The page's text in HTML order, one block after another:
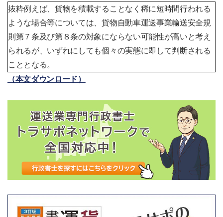
抜粋例えば、貨物を積載することなく稀に短時間行われる
ような場合等については、貨物自動車運送事業輸送安全規
則第７条及び第８条の対象にならない可能性が高いと考え
られるが、いずれにしても個々の実態に即して判断される
こととなる。
（本文ダウンロード）